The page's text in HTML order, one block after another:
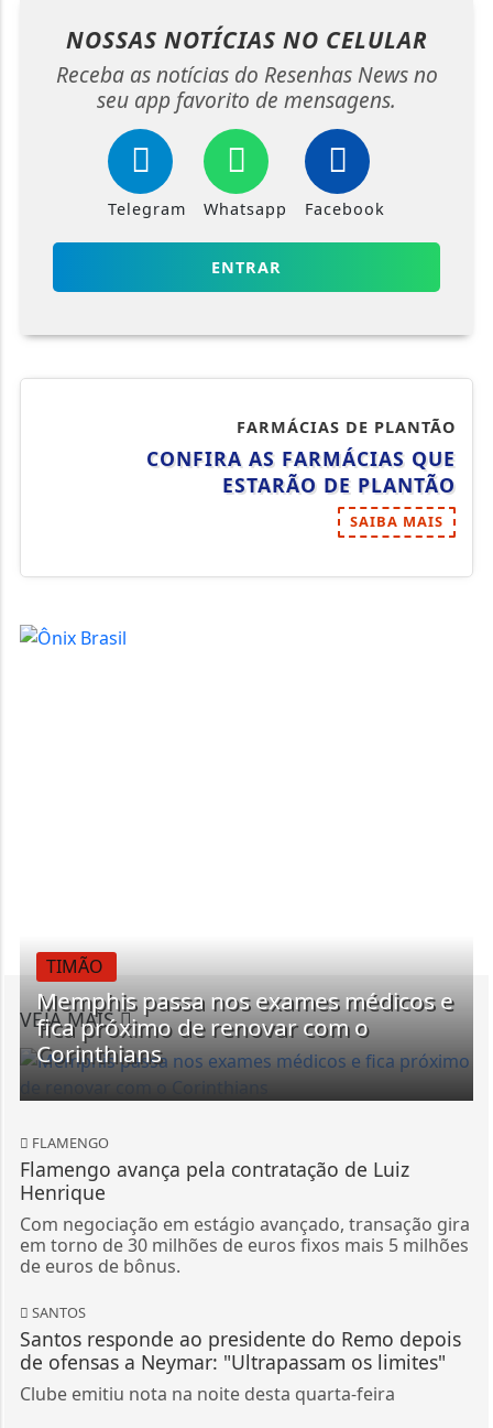
NOSSAS NOTÍCIAS NO CELULAR
Receba as notícias do Resenhas News no
seu app favorito de mensagens.
Telegram Whatsapp Facebook
ENTRAR
FARMÁCIAS DE PLANTÃO
CONFIRA AS FARMÁCIAS QUE
ESTARÃO DE PLANTÃO
SAIBA MAIS
VEJA MAIS
TIMÃO
Memphis passa nos exames médicos e
fica próximo de renovar com o
Corinthians
FLAMENGO
Flamengo avança pela contratação de Luiz
Henrique
Com negociação em estágio avançado, transação gira
em torno de 30 milhões de euros fixos mais 5 milhões
de euros de bônus.
SANTOS
Santos responde ao presidente do Remo depois
de ofensas a Neymar: "Ultrapassam os limites"
Clube emitiu nota na noite desta quarta-feira